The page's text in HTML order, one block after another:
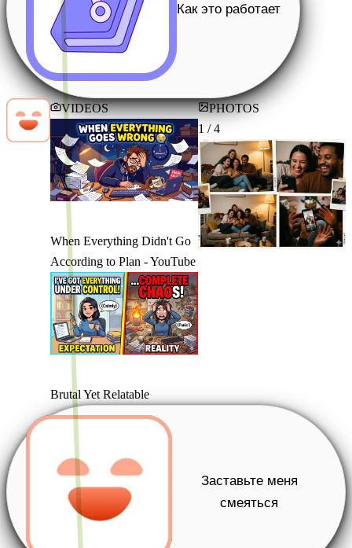
Как это работает
VIDEOS
When Everything Didn't Go
According to Plan - YouTube
Brutal Yet Relatable
PHOTOS
1 / 4
Заставьте меня
смеяться